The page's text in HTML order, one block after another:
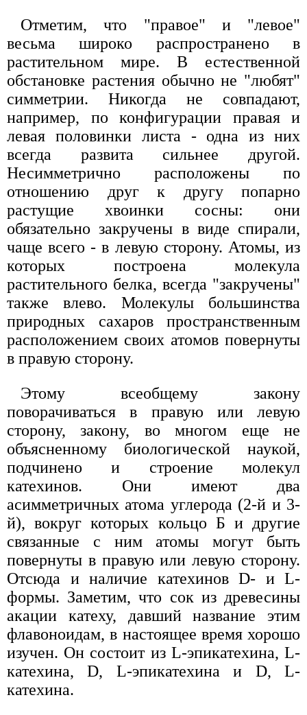
Отметим, что "правое" и "левое"
весьма широко распространено в
растительном мире. В естественной
обстановке растения обычно не "любят"
симметрии. Никогда не совпадают,
например, по конфигурации правая и
левая половинки листа - одна из них
всегда развита сильнее другой.
Несимметрично расположены по
отношению друг к другу попарно
растущие хвоинки сосны: они
обязательно закручены в виде спирали,
чаще всего - в левую сторону. Атомы, из
которых построена молекула
растительного белка, всегда "закручены"
также влево. Молекулы большинства
природных сахаров пространственным
расположением своих атомов повернуты
в правую сторону.
Этому всеобщему закону
поворачиваться в правую или левую
сторону, закону, во многом еще не
объясненному биологической наукой,
подчинено и строение молекул
катехинов. Они имеют два
асимметричных атома углерода (2-й и 3-
й), вокруг которых кольцо Б и другие
связанные с ним атомы могут быть
повернуты в правую или левую сторону.
Отсюда и наличие катехинов D- и L-
формы. Заметим, что сок из древесины
акации катеху, давший название этим
флавоноидам, в настоящее время хорошо
изучен. Он состоит из L-эпикатехина, L-
катехина, D, L-эпикатехина и D, L-
катехина.